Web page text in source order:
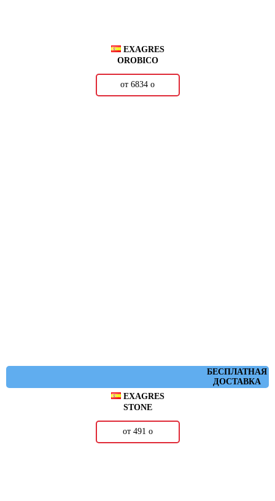
EXAGRES
OROBICO
от 6834 о
БЕСПЛАТНАЯ
ДОСТАВКА
EXAGRES
STONE
от 491 о